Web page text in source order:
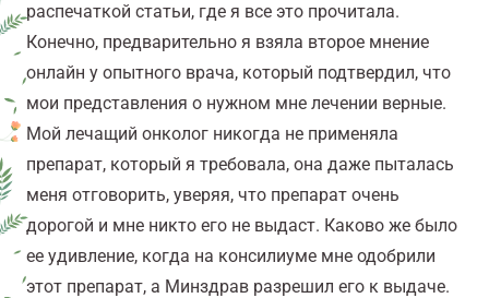
распечаткой статьи, где я все это прочитала.
Конечно, предварительно я взяла второе мнение
онлайн у опытного врача, который подтвердил, что
мои представления о нужном мне лечении верные.
Мой лечащий онколог никогда не применяла
препарат, который я требовала, она даже пыталась
меня отговорить, уверяя, что препарат очень
дорогой и мне никто его не выдаст. Каково же было
ее удивление, когда на консилиуме мне одобрили
этот препарат, а Минздрав разрешил его к выдаче.